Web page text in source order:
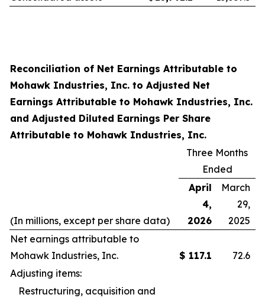
Reconciliation of Net Earnings Attributable to
Mohawk Industries, Inc. to Adjusted Net
Earnings Attributable to Mohawk Industries, Inc.
and Adjusted Diluted Earnings Per Share
Attributable to Mohawk Industries, Inc.
Three Months
Ended
(In millions, except per share data)
April
4,
2026
March
29,
2025
Net earnings attributable to
Mohawk Industries, Inc.
$ 117.1
72.6
Adjusting items:
Restructuring, acquisition and